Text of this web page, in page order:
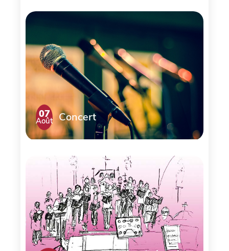
07
Août Concert